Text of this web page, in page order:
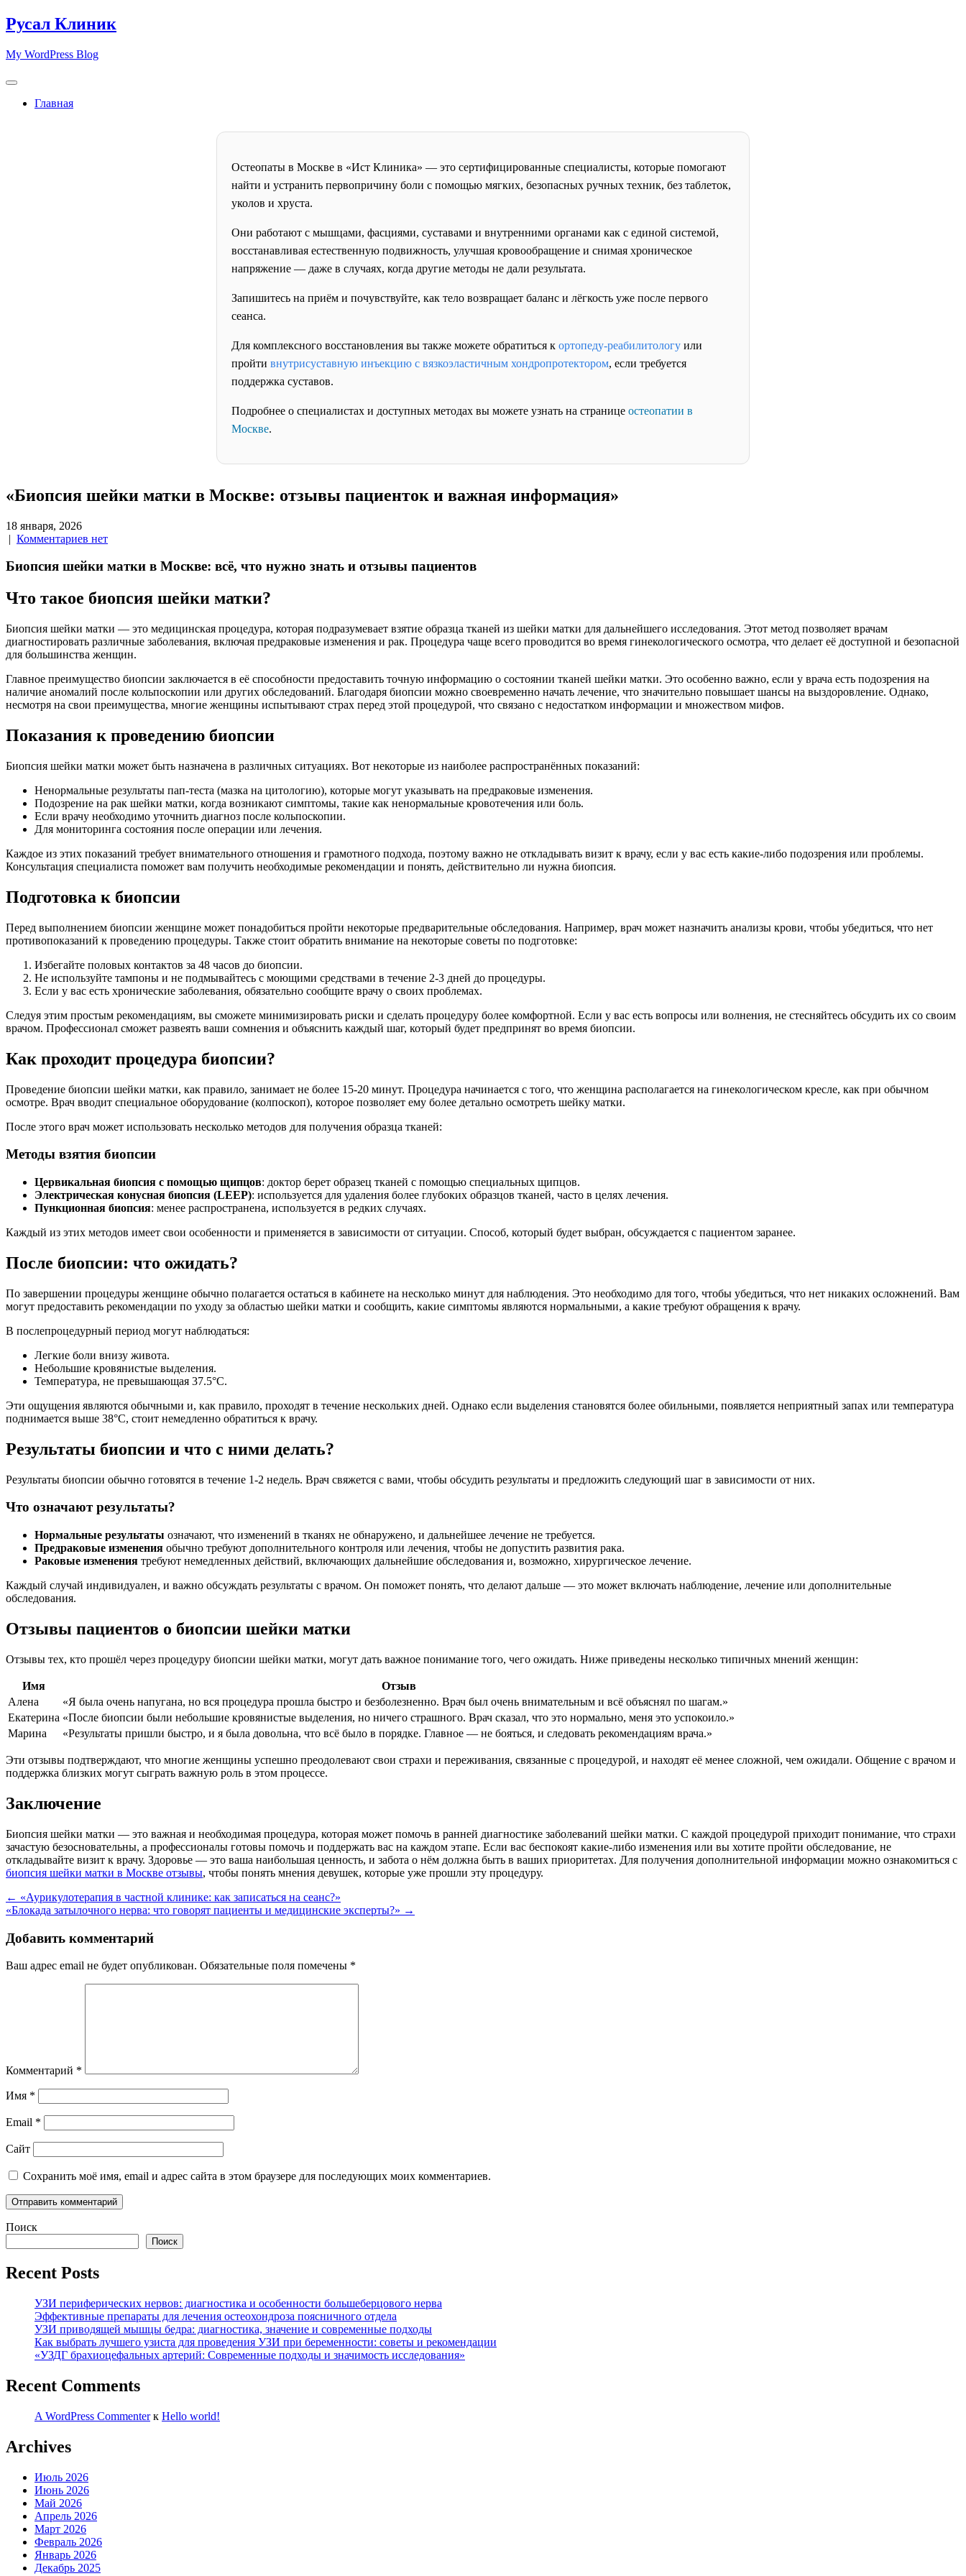
Skip
to
Русал Клиник
My WordPress Blog
Главная
Остеопаты в Москве в «Ист Клиника» — это сертифицированные специалисты, которые помогают
найти и устранить первопричину боли с помощью мягких, безопасных ручных техник, без таблеток,
уколов и хруста.
Они работают с мышцами, фасциями, суставами и внутренними органами как с единой системой,
восстанавливая естественную подвижность, улучшая кровообращение и снимая хроническое
напряжение — даже в случаях, когда другие методы не дали результата.
Запишитесь на приём и почувствуйте, как тело возвращает баланс и лёгкость уже после первого
сеанса.
Для комплексного восстановления вы также можете обратиться к ортопеду-реабилитологу или
пройти внутрисуставную инъекцию с вязкоэластичным хондропротектором, если требуется
поддержка суставов.
Подробнее о специалистах и доступных методах вы можете узнать на странице остеопатии в
Москве.
«Биопсия шейки матки в Москве: отзывы пациенток и важная информация»
18 января, 2026
| Комментариев нет
Биопсия шейки матки в Москве: всё, что нужно знать и отзывы пациентов
Что такое биопсия шейки матки?
Биопсия шейки матки — это медицинская процедура, которая подразумевает взятие образца тканей из шейки матки для дальнейшего исследования. Этот метод позволяет врачам
диагностировать различные заболевания, включая предраковые изменения и рак. Процедура чаще всего проводится во время гинекологического осмотра, что делает её доступной и безопасной
для большинства женщин.
Главное преимущество биопсии заключается в её способности предоставить точную информацию о состоянии тканей шейки матки. Это особенно важно, если у врача есть подозрения на
наличие аномалий после кольпоскопии или других обследований. Благодаря биопсии можно своевременно начать лечение, что значительно повышает шансы на выздоровление. Однако,
несмотря на свои преимущества, многие женщины испытывают страх перед этой процедурой, что связано с недостатком информации и множеством мифов.
Показания к проведению биопсии
Биопсия шейки матки может быть назначена в различных ситуациях. Вот некоторые из наиболее распространённых показаний:
Ненормальные результаты пап-теста (мазка на цитологию), которые могут указывать на предраковые изменения.
Подозрение на рак шейки матки, когда возникают симптомы, такие как ненормальные кровотечения или боль.
Если врачу необходимо уточнить диагноз после кольпоскопии.
Для мониторинга состояния после операции или лечения.
Каждое из этих показаний требует внимательного отношения и грамотного подхода, поэтому важно не откладывать визит к врачу, если у вас есть какие-либо подозрения или проблемы.
Консультация специалиста поможет вам получить необходимые рекомендации и понять, действительно ли нужна биопсия.
Подготовка к биопсии
Перед выполнением биопсии женщине может понадобиться пройти некоторые предварительные обследования. Например, врач может назначить анализы крови, чтобы убедиться, что нет
противопоказаний к проведению процедуры. Также стоит обратить внимание на некоторые советы по подготовке:
Избегайте половых контактов за 48 часов до биопсии.
Не используйте тампоны и не подмывайтесь с моющими средствами в течение 2-3 дней до процедуры.
Если у вас есть хронические заболевания, обязательно сообщите врачу о своих проблемах.
Следуя этим простым рекомендациям, вы сможете минимизировать риски и сделать процедуру более комфортной. Если у вас есть вопросы или волнения, не стесняйтесь обсудить их со своим
врачом. Профессионал сможет развеять ваши сомнения и объяснить каждый шаг, который будет предпринят во время биопсии.
Как проходит процедура биопсии?
Проведение биопсии шейки матки, как правило, занимает не более 15-20 минут. Процедура начинается с того, что женщина располагается на гинекологическом кресле, как при обычном
осмотре. Врач вводит специальное оборудование (колпоскоп), которое позволяет ему более детально осмотреть шейку матки.
После этого врач может использовать несколько методов для получения образца тканей:
Методы взятия биопсии
Цервикальная биопсия с помощью щипцов: доктор берет образец тканей с помощью специальных щипцов.
Электрическая конусная биопсия (LEEP): используется для удаления более глубоких образцов тканей, часто в целях лечения.
Пункционная биопсия: менее распространена, используется в редких случаях.
Каждый из этих методов имеет свои особенности и применяется в зависимости от ситуации. Способ, который будет выбран, обсуждается с пациентом заранее.
После биопсии: что ожидать?
По завершении процедуры женщине обычно полагается остаться в кабинете на несколько минут для наблюдения. Это необходимо для того, чтобы убедиться, что нет никаких осложнений. Вам
могут предоставить рекомендации по уходу за областью шейки матки и сообщить, какие симптомы являются нормальными, а какие требуют обращения к врачу.
В послепроцедурный период могут наблюдаться:
Легкие боли внизу живота.
Небольшие кровянистые выделения.
Температура, не превышающая 37.5°C.
Эти ощущения являются обычными и, как правило, проходят в течение нескольких дней. Однако если выделения становятся более обильными, появляется неприятный запах или температура
поднимается выше 38°C, стоит немедленно обратиться к врачу.
Результаты биопсии и что с ними делать?
Результаты биопсии обычно готовятся в течение 1-2 недель. Врач свяжется с вами, чтобы обсудить результаты и предложить следующий шаг в зависимости от них.
Что означают результаты?
Нормальные результаты означают, что изменений в тканях не обнаружено, и дальнейшее лечение не требуется.
Предраковые изменения обычно требуют дополнительного контроля или лечения, чтобы не допустить развития рака.
Раковые изменения требуют немедленных действий, включающих дальнейшие обследования и, возможно, хирургическое лечение.
Каждый случай индивидуален, и важно обсуждать результаты с врачом. Он поможет понять, что делают дальше — это может включать наблюдение, лечение или дополнительные
обследования.
Отзывы пациентов о биопсии шейки матки
Отзывы тех, кто прошёл через процедуру биопсии шейки матки, могут дать важное понимание того, чего ожидать. Ниже приведены несколько типичных мнений женщин:
Имя
Отзыв
Алена
«Я была очень напугана, но вся процедура прошла быстро и безболезненно. Врач был очень внимательным и всё объяснял по шагам.»
Екатерина «После биопсии были небольшие кровянистые выделения, но ничего страшного. Врач сказал, что это нормально, меня это успокоило.»
Марина
«Результаты пришли быстро, и я была довольна, что всё было в порядке. Главное — не бояться, и следовать рекомендациям врача.»
Эти отзывы подтверждают, что многие женщины успешно преодолевают свои страхи и переживания, связанные с процедурой, и находят её менее сложной, чем ожидали. Общение с врачом и
поддержка близких могут сыграть важную роль в этом процессе.
Заключение
Биопсия шейки матки — это важная и необходимая процедура, которая может помочь в ранней диагностике заболеваний шейки матки. С каждой процедурой приходит понимание, что страхи
зачастую безосновательны, а профессионалы готовы помочь и поддержать вас на каждом этапе. Если вас беспокоят какие-либо изменения или вы хотите пройти обследование, не
откладывайте визит к врачу. Здоровье — это ваша наибольшая ценность, и забота о нём должна быть в ваших приоритетах. Для получения дополнительной информации можно ознакомиться с
биопсия шейки матки в Москве отзывы, чтобы понять мнения девушек, которые уже прошли эту процедуру.
Навигация
по
← «Аурикулотерапия в частной клинике: как записаться на сеанс?»
«Блокада затылочного нерва: что говорят пациенты и медицинские эксперты?» →
Добавить комментарий
Ваш адрес email не будет опубликован. Обязательные поля помечены *
Комментарий *
Имя *
Email *
Сайт
Сохранить моё имя, email и адрес сайта в этом браузере для последующих моих комментариев.
Поиск
Поиск
Recent Posts
УЗИ периферических нервов: диагностика и особенности большеберцового нерва
Эффективные препараты для лечения остеохондроза поясничного отдела
УЗИ приводящей мышцы бедра: диагностика, значение и современные подходы
Как выбрать лучшего узиста для проведения УЗИ при беременности: советы и рекомендации
«УЗДГ брахиоцефальных артерий: Современные подходы и значимость исследования»
Recent Comments
A WordPress Commenterк Hello world!
Archives
Июль 2026
Июнь 2026
Май 2026
Апрель 2026
Март 2026
Февраль 2026
Январь 2026
Декабрь 2025